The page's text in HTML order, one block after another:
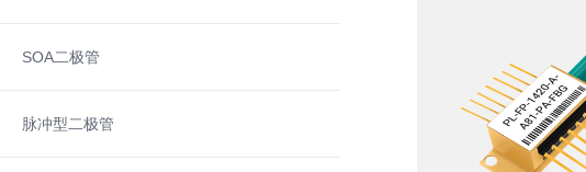
SOA二极管
脉冲型二极管